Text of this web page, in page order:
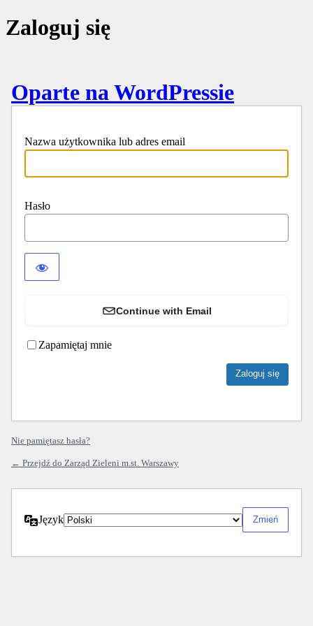
Zaloguj się
Oparte na WordPressie
Nazwa użytkownika lub adres email
Hasło
Continue with Email
Zapamiętaj mnie
Nie pamiętasz hasła?
← Przejdź do Zarząd Zieleni m.st. Warszawy
Język